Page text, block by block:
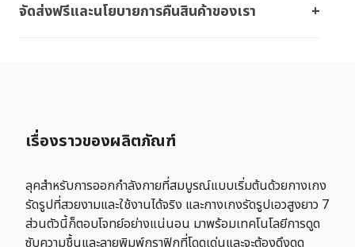
จัดส่งฟรีและนโยบายการคืนสินค้าของเรา
เรื่องราวของผลิตภัณฑ์
ลุคสำหรับการออกกำลังกายที่สมบูรณ์แบบเริ่มต้นด้วยกางเกง
รัดรูปที่สวยงามและใช้งานได้จริง และกางเกงรัดรูปเอวสูงยาว 7
ส่วนตัวนี้ก็ตอบโจทย์อย่างแน่นอน มาพร้อมเทคโนโลยีการดูด
ซับความชื้นและลายพิมพ์กราฟิกที่โดดเด่นและจะต้องดึงดูด